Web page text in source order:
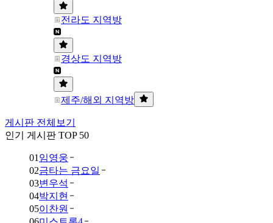
전라도 지역방
경상도 지역방
제주/해외 지역방
게시판 전체보기
인기 게시판 TOP 50
01 임영웅
02금타는 금요일
03변우석
04박지현
05이찬원